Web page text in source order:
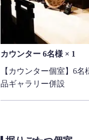
カウンター 6名様 × 1
【カウンター個室】6
品ギャラリー併設